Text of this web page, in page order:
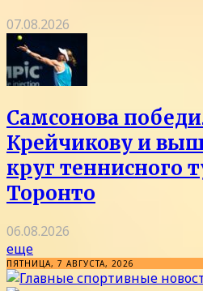
07.08.2026
Самсонова
Крейчикову и
круг теннисного
Торонто
06.08.2026
еще
ПЯТНИЦА, 7 АВГУСТА, 2026